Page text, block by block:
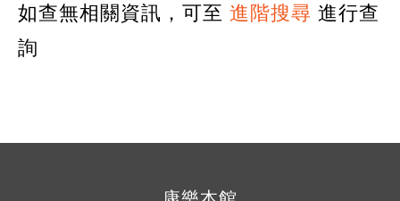
如查無相關資訊，可至 進階搜尋 進行查
詢